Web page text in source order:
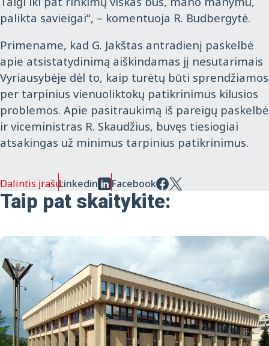
palikta savieigai“, – komentuoja R. Budbergytė.
Primename, kad G. Jakštas antradienį paskelbė
apie atsistatydinimą aiškindamas jį nesutarimais
Vyriausybėje dėl to, kaip turėtų būti sprendžiamos
per tarpinius vienuoliktokų patikrinimus kilusios
problemos. Apie pasitraukimą iš pareigų paskelbė
ir viceministras R. Skaudžius, buvęs tiesiogiai
atsakingas už minimus tarpinius patikrinimus.
Dalintis įrašu:Linkedin Facebook
Taip pat skaitykite: